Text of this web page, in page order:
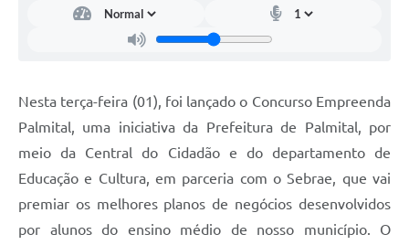
Nesta terça-feira (01), foi lançado o Concurso Empreenda
Palmital, uma iniciativa da Prefeitura de Palmital, por
meio da Central do Cidadão e do departamento de
Educação e Cultura, em parceria com o Sebrae, que vai
premiar os melhores planos de negócios desenvolvidos
por alunos do ensino médio de nosso município. O